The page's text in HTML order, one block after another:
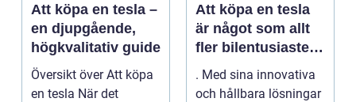
Att köpa en tesla –
en djupgående,
högkvalitativ guide
Översikt över Att köpa
en tesla När det
Att köpa en tesla
är något som allt
fler bilentusiaster
över hela världen
funderar på
. Med sina innovativa
och hållbara lösningar